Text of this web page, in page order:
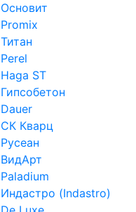
Основит
Promix
Титан
Perel
Haga ST
Гипсобетон
Dauer
СК Кварц
Русеан
ВидАрт
Paladium
Индастро (Indastro)